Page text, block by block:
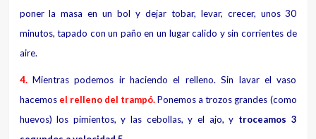
poner la masa en un bol y dejar tobar, levar, crecer, unos 30
minutos, tapado con un paño en un lugar calido y sin corrientes de
aire.
4.Mientras podemos ir haciendo el relleno. Sin lavar el vaso
hacemos el relleno del trampó.Ponemos a trozos grandes (como
huevos) los pimientos, y las cebollas, y el ajo, y troceamos 3